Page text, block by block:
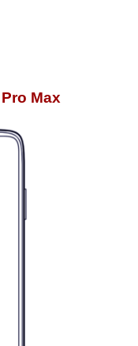
Max